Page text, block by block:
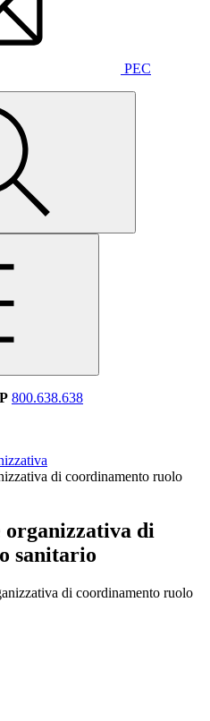
PEC
800.638.638
di coordinamento ruolo
di
sanitario
di coordinamento ruolo